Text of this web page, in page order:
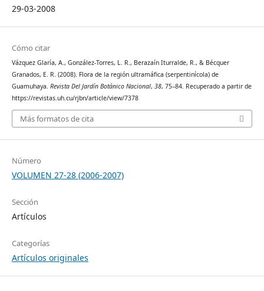
29-03-2008
Cómo citar
Vázquez Glaría, A., González-Torres, L. R., Berazaín Iturralde, R., & Bécquer
Granados, E. R. (2008). Flora de la región ultramáfica (serpentinícola) de
Guamuhaya. Revista Del Jardín Botánico Nacional, 38, 75–84. Recuperado a partir de
https://revistas.uh.cu/rjbn/article/view/7378
Más formatos de cita
Número
VOLUMEN 27-28 (2006-2007)
Sección
Artículos
Categorías
Artículos originales